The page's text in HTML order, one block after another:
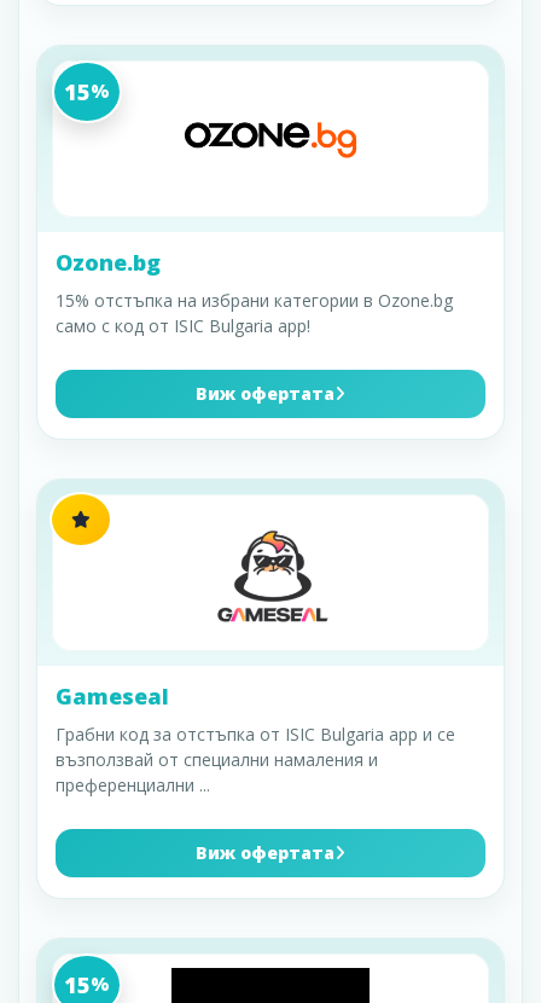
15%
Ozone.bg
15% отстъпка на избрани категории в Ozone.bg
само с код от ISIC Bulgaria app!
Виж офертата
Gameseal
Грабни код за отстъпка от ISIC Bulgaria app и се
възползвай от специални намаления и
преференциални ...
Виж офертата
15%